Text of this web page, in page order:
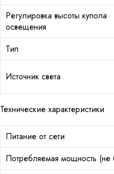
Регулировка высоты купола
освещения
Тип
Источник света
Технические характеристики
Питание от сети
Потребляемая мощность (не